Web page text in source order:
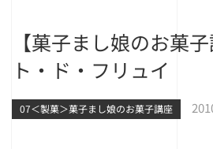
【菓子まし娘のお菓
ト・ド・フリュイ
07＜製菓＞菓子まし娘のお菓子講座